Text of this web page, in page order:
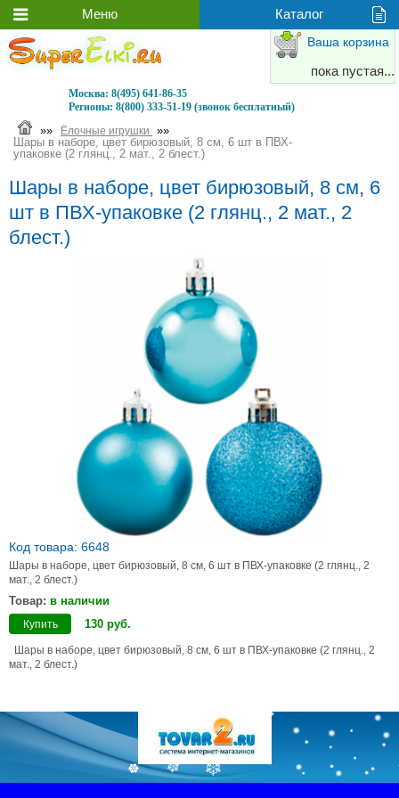
Москва: 8(495) 641-86-35
Регионы: 8(800) 333-51-19 (звонок бесплатный)
Ваша корзина
пока пустая...
»» Ёлочные игрушки
»»
Шары в наборе, цвет бирюзовый, 8 см, 6 шт в ПВХ-
упаковке (2 глянц., 2 мат., 2 блест.)
Шары в наборе, цвет бирюзовый, 8 см, 6
шт в ПВХ-упаковке (2 глянц., 2 мат., 2
блест.)
Код товара: 6648
Шары в наборе, цвет бирюзовый, 8 см, 6 шт в ПВХ-упаковке (2 глянц., 2
мат., 2 блест.)
Товар: в наличии
Купить 130 руб.
Шары в наборе, цвет бирюзовый, 8 см, 6 шт в ПВХ-упаковке (2 глянц., 2
мат., 2 блест.)